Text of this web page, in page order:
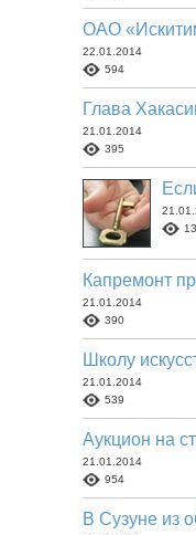
ОАО
22.01.2014
594
Глава
21.01.2014
395
Капремонт
21.01.2014
390
Школу
21.01.2014
539
Аукцион на
21.01.2014
954
В Сузуне из